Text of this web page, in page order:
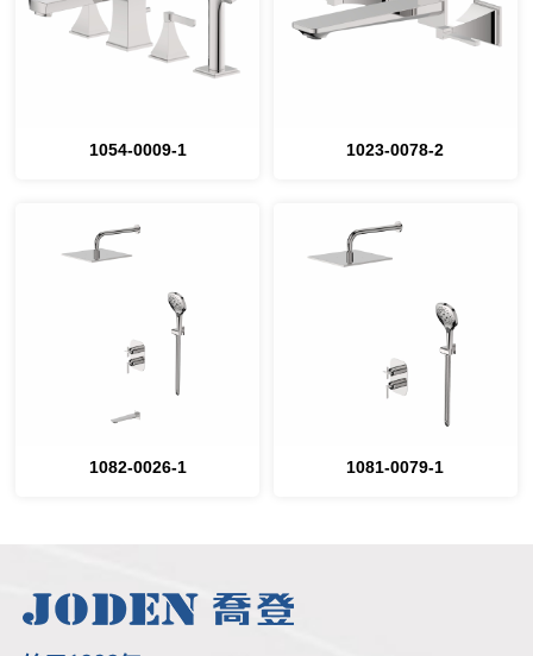
1054-0009-1 1023-0078-2
1082-0026-1 1081-0079-1